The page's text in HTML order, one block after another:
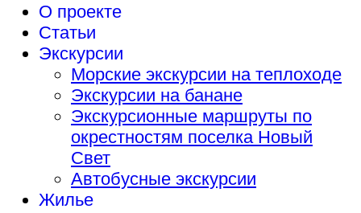
О проекте
Статьи
Экскурсии
Морские экскурсии на теплоходе
Экскурсии на банане
Экскурсионные маршруты по
окрестностям поселка Новый
Свет
Автобусные экскурсии
Жилье